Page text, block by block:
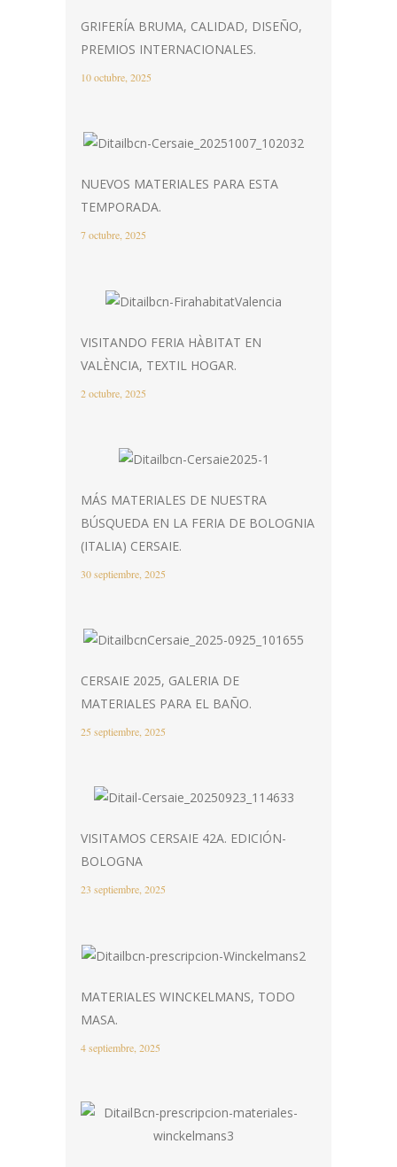
GRIFERÍA BRUMA, CALIDAD, DISEÑO,
PREMIOS INTERNACIONALES.
10 octubre, 2025
NUEVOS MATERIALES PARA ESTA
TEMPORADA.
7 octubre, 2025
VISITANDO FERIA HÀBITAT EN
VALÈNCIA, TEXTIL HOGAR.
2 octubre, 2025
MÁS MATERIALES DE NUESTRA
BÚSQUEDA EN LA FERIA DE BOLOGNIA
(ITALIA) CERSAIE.
30 septiembre, 2025
CERSAIE 2025, GALERIA DE
MATERIALES PARA EL BAÑO.
25 septiembre, 2025
VISITAMOS CERSAIE 42A. EDICIÓN-
BOLOGNA
23 septiembre, 2025
MATERIALES WINCKELMANS, TODO
MASA.
4 septiembre, 2025